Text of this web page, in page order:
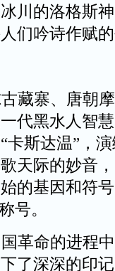
川的洛格斯
们吟诗作赋
藏寨、唐朝
代黑水人智
斯达温”，
天际的妙音
的基因和符
号。
革命的进程
了深深的印